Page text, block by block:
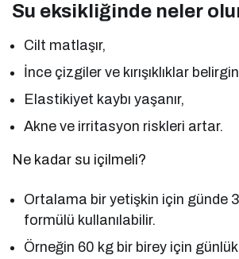
Su eksikliğinde neler
Cilt matlaşır,
İnce çizgiler ve kırışıklıklar
Elastikiyet kaybı yaşanır,
Akne ve irritasyon riskleri artar.
Ne kadar su içilmeli?
Ortalama bir yetişkin için günde
formülü kullanılabilir.
Örneğin 60 kg bir birey için